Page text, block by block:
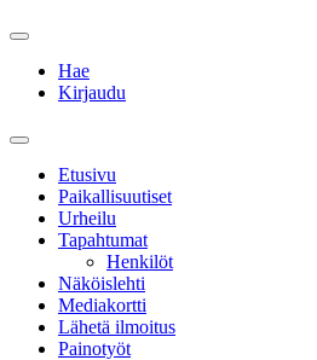
Hae
Kirjaudu
Etusivu
Paikallisuutiset
Urheilu
Tapahtumat
Henkilöt
Näköislehti
Mediakortti
Lähetä ilmoitus
Painotyöt